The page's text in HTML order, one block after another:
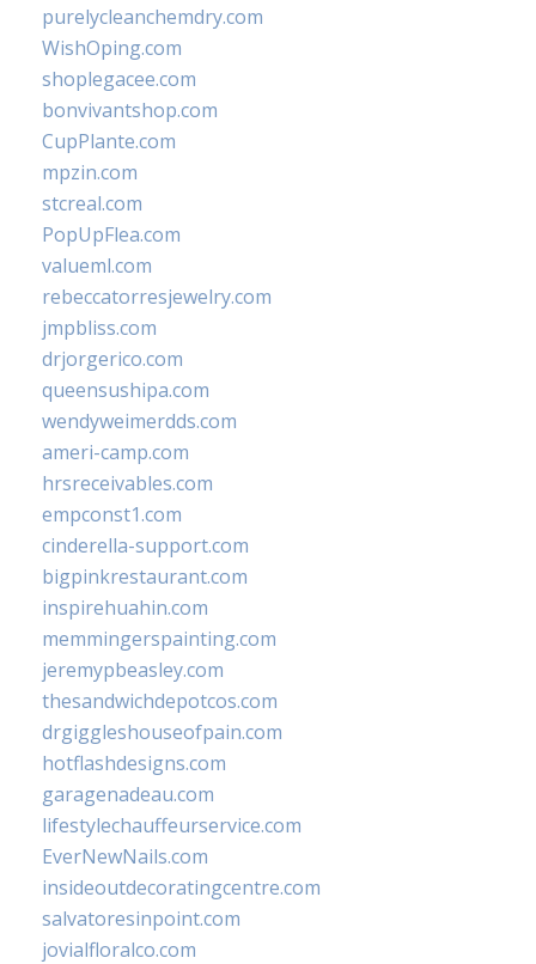
purelycleanchemdry.com
WishOping.com
shoplegacee.com
bonvivantshop.com
CupPlante.com
mpzin.com
stcreal.com
PopUpFlea.com
valueml.com
rebeccatorresjewelry.com
jmpbliss.com
drjorgerico.com
queensushipa.com
wendyweimerdds.com
ameri-camp.com
hrsreceivables.com
empconst1.com
cinderella-support.com
bigpinkrestaurant.com
inspirehuahin.com
memmingerspainting.com
jeremypbeasley.com
thesandwichdepotcos.com
drgiggleshouseofpain.com
hotflashdesigns.com
garagenadeau.com
lifestylechauffeurservice.com
EverNewNails.com
insideoutdecoratingcentre.com
salvatoresinpoint.com
jovialfloralco.com